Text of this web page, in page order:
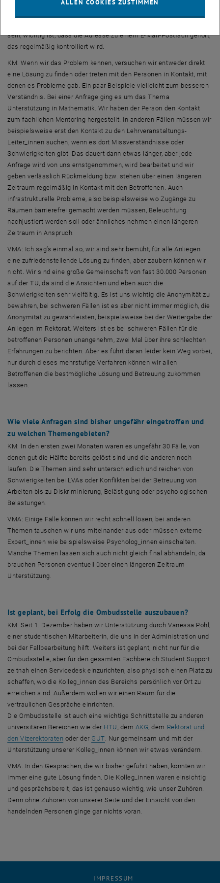
sein, wichtig ist, dass die Adresse zu einemE-Mail-Postfach gehört,
das regelmäßig kontrolliert wird.
KM: Wenn wir das Problem kennen, versuchen wir entweder direkt
eine Lösung zu finden oder treten mit den Personen in Kontakt, mit
denen es Probleme gab. Ein paar Beispiele vielleicht zum besseren
Verständnis. Bei einer Anfrage ging es um das Thema
Unterstützung in Mathematik. Wir haben der Person den Kontakt
zum fachlichen Mentoring hergestellt. In anderen Fällen müssen wir
beispielsweise erst den Kontakt zu den Lehrveranstaltungs-
Leiter_innen suchen, wenn es dort Missverständnisse oder
Schwierigkeiten gibt. Das dauert dann etwas länger, aber jede
Anfrage wird von uns ernstgenommen, wird bearbeitet und wir
geben verlässlich Rückmeldung bzw. stehen über einen längeren
Zeitraum regelmäßig in Kontakt mit den Betroffenen. Auch
infrastrukturelle Probleme, also beispielsweise wo Zugänge zu
Räumen barrierefrei gemacht werden müssen, Beleuchtung
nachjustiert werden soll oder ähnliches nehmen einen längeren
Zeitraum in Anspruch.
VMA: Ich sag’s einmal so, wir sind sehr bemüht, für alle Anliegen
eine zufriedenstellende Lösung zu finden, aber zaubern können wir
nicht. Wir sind eine große Gemeinschaft von fast 30.000 Personen
auf der TU, da sind die Ansichten und eben auch die
Schwierigkeiten sehr vielfältig. Es ist uns wichtig die Anonymität zu
bewahren, bei schweren Fällen ist es aber nicht immer möglich, die
Anonymität zu gewährleisten, beispielsweise bei der Weitergabe der
Anliegen im Rektorat. Weiters ist es bei schweren Fällen für die
betroffenen Personen unangenehm, zwei Mal über ihre schlechten
Erfahrungen zu berichten. Aber es führt daran leider kein Weg vorbei,
nur durch dieses mehrstufige Verfahren können wir allen
Betroffenen die bestmögliche Lösung und Betreuung zukommen
lassen.
Wie viele Anfragen sind bisher ungefähr eingetroffen und
zu welchen Themengebieten?
KM: In den ersten zwei Monaten waren es ungefähr 30 Fälle, von
denen gut die Hälfte bereits gelöst sind und die anderen noch
laufen. Die Themen sind sehr unterschiedlich und reichen von
Schwierigkeiten bei LVAs oder Konflikten bei der Betreuung von
Arbeiten bis zu Diskriminierung, Belästigung oder psychologischen
Belastungen.
VMA: Einige Fälle können wir recht schnell lösen, bei anderen
Themen tauschen wir uns miteinander aus oder müssen externe
Expert_innen wie beispielsweise Psycholog_innen einschalten.
Manche Themen lassen sich auch nicht gleich final abhandeln, da
brauchen Personen eventuell über einen längeren Zeitraum
Unterstützung.
Ist geplant, bei Erfolg die Ombudsstelle auszubauen?
KM: Seit 1. Dezember haben wir Unterstützung durch Vanessa Pohl,
einer studentischen Mitarbeiterin, die uns in der Administration und
bei der Fallbearbeitung hilft. Weiters ist geplant, nicht nur für die
Ombudsstelle, aber für den gesamten FachbereichStudent Support
zeitnah einenServicedesk einzurichten, also physisch einen Platz zu
schaffen, wo die Kolleg_innen des Bereichs persönlich vor Ort zu
erreichen sind. Außerdem wollen wir einen Raum für die
vertraulichen Gespräche einrichten.
Die Ombudsstelle ist auch eine wichtige Schnittstelle zu anderen
universitären Bereichen wie der HTU , öffnet eine externe URL in
, dem AKG , dem Rektorat und
den Vizerektoraten oder der GUT, öffnet eine externe URL in einem
. Nur gemeinsam und mit der
Unterstützung unserer Kolleg_innen können wir etwas verändern.
VMA: In den Gesprächen, die wir bisher geführt haben, konnten wir
immer eine gute Lösung finden. Die Kolleg_innen waren einsichtig
und gesprächsbereit, das ist genauso wichtig, wie unser Zuhören.
Denn ohne Zuhören von unserer Seite und der Einsicht von den
handelnden Personen ginge gar nichts voran.
IMPRESSUM
ALLEN COOKIES ZUSTIMMEN